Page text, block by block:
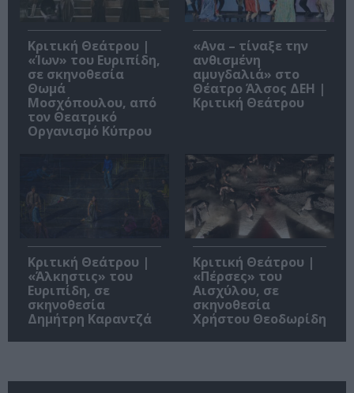
Κριτική Θεάτρου |
«Ίων» του Ευριπίδη,
σε σκηνοθεσία
Θωμά
Μοσχόπουλου, από
τον Θεατρικό
Οργανισμό Κύπρου
«Ανα – τίναξε την
ανθισμένη
αμυγδαλιά» στο
Θέατρο Άλσος ΔΕΗ |
Κριτική Θεάτρου
Κριτική Θεάτρου |
«Άλκηστις» του
Ευριπίδη, σε
σκηνοθεσία
Δημήτρη Καραντζά
Κριτική Θεάτρου |
«Πέρσες» του
Αισχύλου, σε
σκηνοθεσία
Χρήστου Θεοδωρίδη